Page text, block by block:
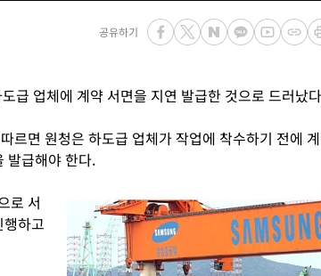
공유하기
급 업체에 계약 서면을 지연 발급한 것으로 드러났
르면 원청은 하도급 업체가 작업에 착수하기 전에
발급해야 한다.
로 서
하고